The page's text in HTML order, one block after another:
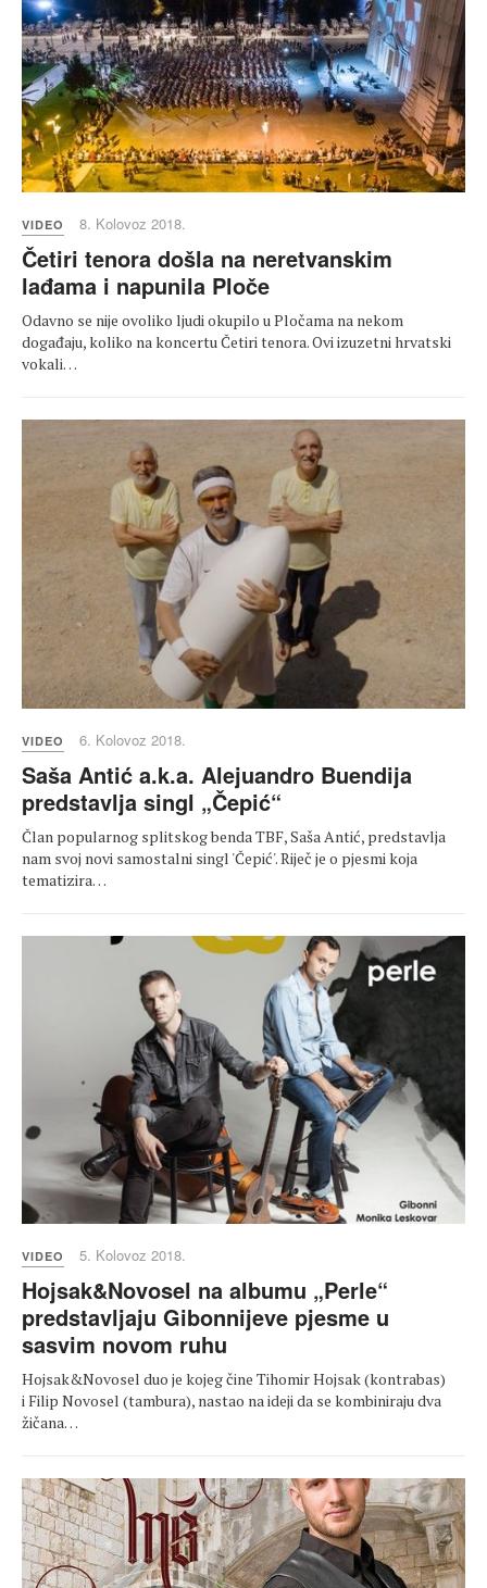
VIDEO 8. Kolovoz 2018.
Četiri tenora došla na neretvanskim
lađama i napunila Ploče
Odavno se nije ovoliko ljudi okupilo u Pločama na nekom
događaju, koliko na koncertu Četiri tenora. Ovi izuzetni hrvatski
vokali…
VIDEO 6. Kolovoz 2018.
Saša Antić a.k.a. Alejuandro Buendija
predstavlja singl „Čepić“
Član popularnog splitskog benda TBF, Saša Antić, predstavlja
nam svoj novi samostalni singl 'Čepić'. Riječ je o pjesmi koja
tematizira…
VIDEO 5. Kolovoz 2018.
Hojsak&Novosel na albumu „Perle“
predstavljaju Gibonnijeve pjesme u
sasvim novom ruhu
Hojsak&Novosel duo je kojeg čine Tihomir Hojsak (kontrabas)
i Filip Novosel (tambura), nastao na ideji da se kombiniraju dva
žičana…